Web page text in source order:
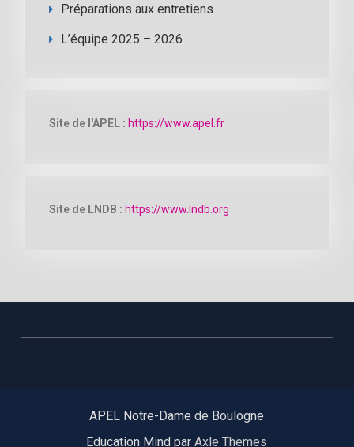
Préparations aux entretiens
L’équipe 2025 – 2026
Site de l'APEL : https://www.apel.fr
Site de LNDB : https://www.lndb.org
APEL Notre-Dame de Boulogne
Education Mind parAxle Themes